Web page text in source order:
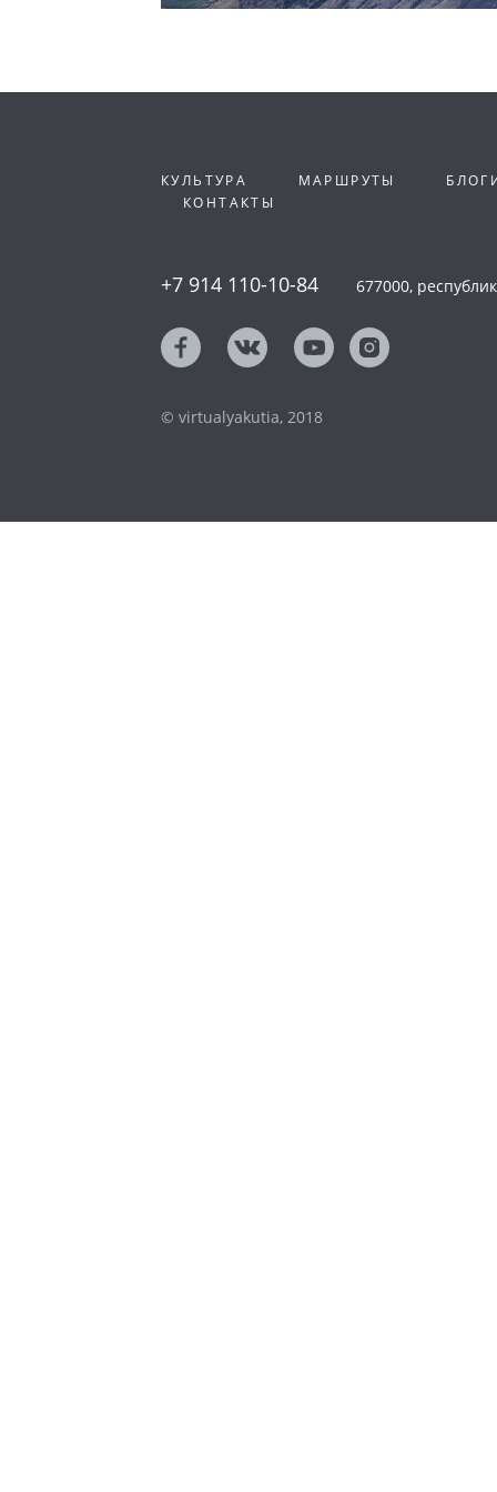
КУЛЬТУРА МАРШРУТЫ
КОНТАКТЫ
+7 914 110-10-84 677000,
© virtualyakutia, 2018